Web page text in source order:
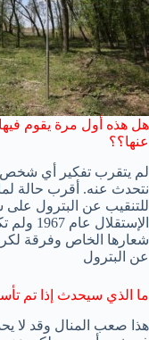
هل هذه أول مرة يقوم
عنها؟؟
لم يتقرب تفكير أي شخص
نتحدث عنه. أقرب حالة
للتنقيب عن البترول على
شعارها الخاص وفرقة
عن البترول
ما الذي سيحدث إذا تم
هذا صعب المنال وقد لا